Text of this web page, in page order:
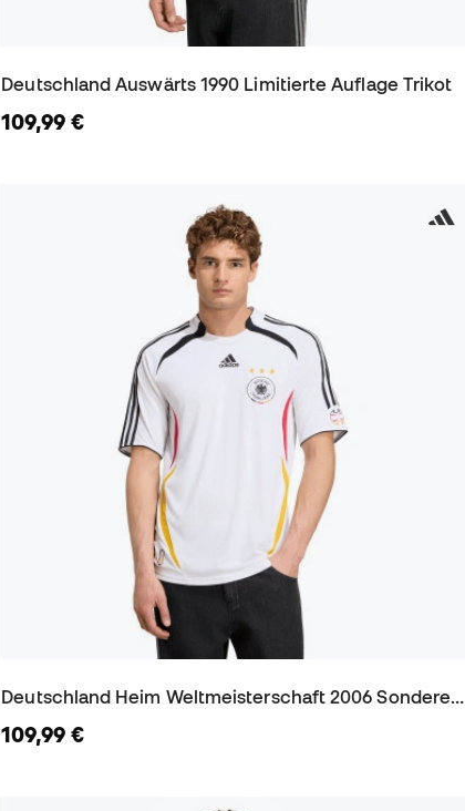
Deutschland Auswärts 1990 Limitierte Auflage Trikot
109,99 €
Deutschland Heim Weltmeisterschaft 2006 Sonderedition Trikot
109,99 €